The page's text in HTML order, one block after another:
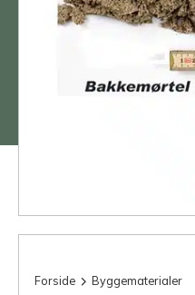
Forside Byggematerialer